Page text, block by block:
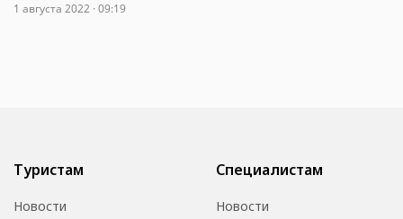
1 августа 2022 · 09:19
Туристам
Новости
Специалистам
Новости